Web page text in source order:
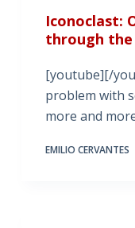
Iconoclast:
through the
[youtube][/
problem with
more and
EMILIO CERVANTES